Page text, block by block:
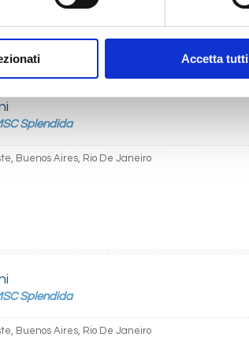
Accetta tutti
Splendida
Buenos Aires, Rio De Janeiro
Splendida
Buenos Aires, Rio De Janeiro